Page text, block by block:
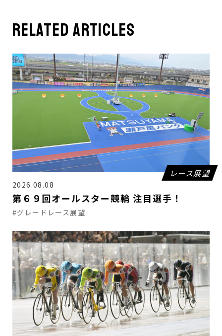
related articles
レース展望
2026.08.08
第６９回オールスター競輪 注目選手！
#グレードレース展望